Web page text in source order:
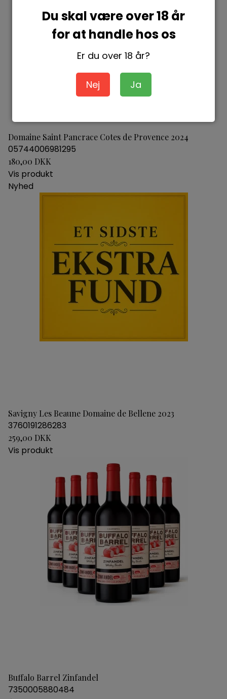
Du skal være over 18 år
for at handle hos os
Er du over 18 år?
Nej Ja
Domaine Saint Pancrace Cotes de Provence 2024
05744006981295
180,00 DKK
Vis produkt
Nyhed
Savigny Les Beaune Domaine de Bellene 2023
3760191286283
259,00 DKK
Vis produkt
Buffalo Barrel Zinfandel
7350005880484